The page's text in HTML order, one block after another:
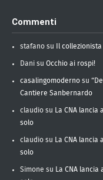
Commenti
stafano su Il
Dani su Occhio ai rospi!
casalingomoderno su
Cantiere Sanbernardo
claudio su
La CNA
solo
claudio su
La CNA
solo
Simone su
La CNA